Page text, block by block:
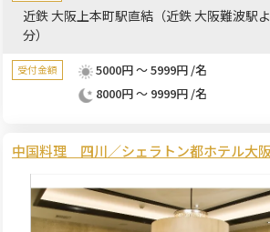
近鉄 大阪上本町駅直結（近鉄 大阪難波駅
分）
受付金額
5000円 ～ 5999円 /名
8000円 ～ 9999円 /名
中国料理 四川／シェラトン都ホテル大